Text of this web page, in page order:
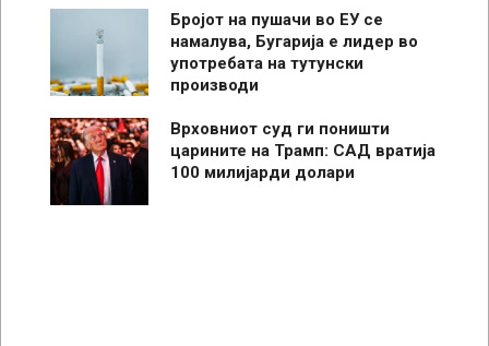
Бројот на пушачи во ЕУ се
намалува, Бугарија е лидер во
употребата на тутунски
производи
Врховниот суд ги поништи
царините на Трамп: САД вратија
100 милијарди долари